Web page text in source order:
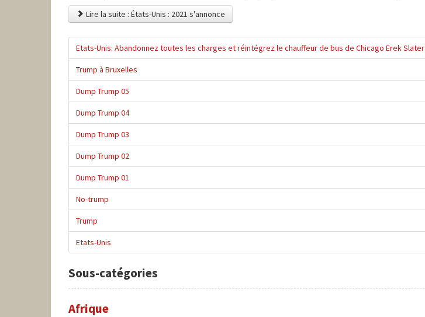
Lire la suite : États-Unis : 2021 s'annonce
Etats-Unis: Abandonnez toutes les charges et réintégrez le chauffeur de bus de Chicago Erek Slater
Trump à Bruxelles
Dump Trump 05
Dump Trump 04
Dump Trump 03
Dump Trump 02
Dump Trump 01
No-trump
Trump
Etats-Unis
Sous-catégories
Afrique